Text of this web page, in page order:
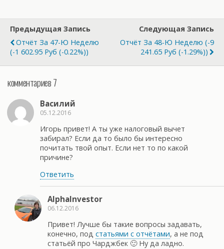
Предыдущая Запись
Отчёт За 47-Ю Неделю
(-1 602.95 Руб (-0.22%))
Следующая Запись
Отчёт За 48-Ю Неделю (-9
241.65 Руб (-1.29%))
комментариев 7
Василий
05.12.2016
Игорь привет! А ты уже налоговый вычет
забирал? Если да то было бы интересно
почитать твой опыт. Если нет то по какой
причине?
Ответить
AlphaInvestor
06.12.2016
Привет! Лучше бы такие вопросы задавать,
конечно, под статьями с отчётами, а не под
статьёй про Чарджбек 🙂 Ну да ладно.